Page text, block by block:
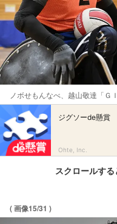
ノボせもんなべ、越山敬達「Ｇ
ジグソーde懸賞
Ohte, Inc.
スクロールす
( 画像15/31 )